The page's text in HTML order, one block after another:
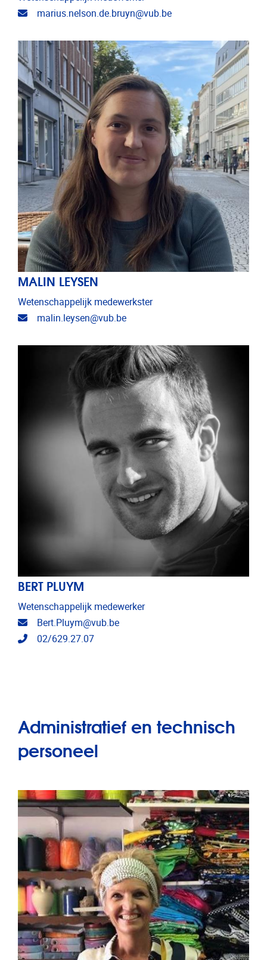
E-mailadres
marius.nelson.de.bruyn@vub.be
MALIN LEYSEN
Wetenschappelijk medewerkster
E-mailadres
malin.leysen@vub.be
BERT PLUYM
Wetenschappelijk medewerker
E-mailadres
Bert.Pluym@vub.be
Telefoonnummer
02/629.27.07
Administratief en technisch
personeel